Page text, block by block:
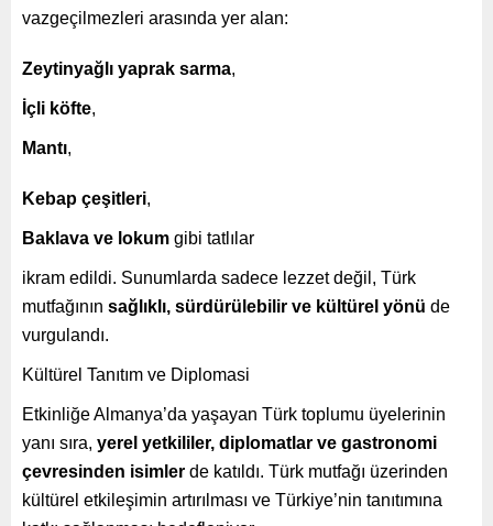
vazgeçilmezleri arasında yer alan:
Zeytinyağlı yaprak sarma,
İçli köfte,
Mantı,
Kebap çeşitleri,
Baklava ve lokum gibi tatlılar
ikram edildi. Sunumlarda sadece lezzet değil, Türk
mutfağının sağlıklı, sürdürülebilir ve kültürel yönü de
vurgulandı.
Kültürel Tanıtım ve Diplomasi
Etkinliğe Almanya’da yaşayan Türk toplumu üyelerinin
yanı sıra, yerel yetkililer, diplomatlar ve gastronomi
çevresinden isimler de katıldı. Türk mutfağı üzerinden
kültürel etkileşimin artırılması ve Türkiye’nin tanıtımına